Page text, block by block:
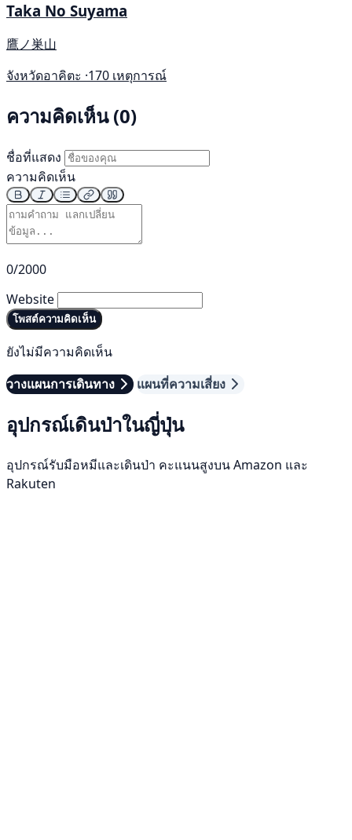
Taka No Suyama
鷹ノ巣山
จังหวัดอาคิตะ ·170 เหตุการณ์
ความคิดเห็น (0)
ชื่อที่แสดง
ความคิดเห็น
0/2000
Website
โพสต์ความคิดเห็น
ยังไม่มีความคิดเห็น
วางแผนการเดินทาง
แผนที่ความเสี่ยง
อุปกรณ์เดินป่าในญี่ปุ่น
อุปกรณ์รับมือหมีและเดินป่า คะแนนสูงบน Amazon และ
Rakuten